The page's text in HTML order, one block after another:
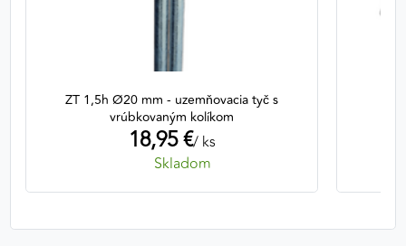
ZT 1,5h Ø20 mm - uzemňovacia tyč s
vrúbkovaným kolíkom
18,95 €/ ks
Skladom